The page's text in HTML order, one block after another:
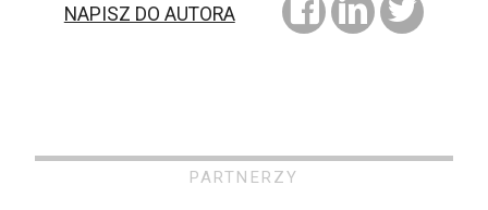
NAPISZ DO AUTORA
PARTNERZY